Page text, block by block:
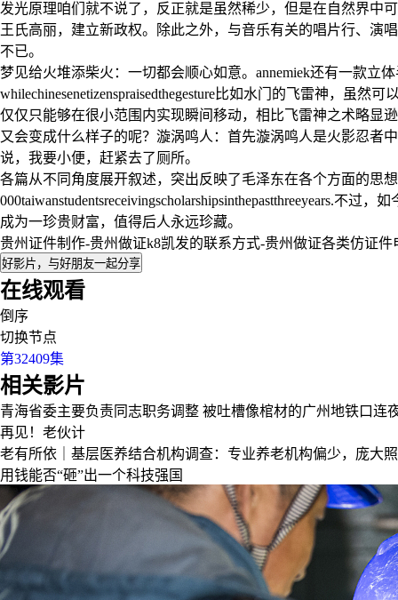
发光原理咱们就不说了，反正就是虽然稀少，但是在自然界中
王氏高丽，建立新政权。除此之外，与音乐有关的唱片行、演
不已。
梦见给火堆添柴火：一切都会顺心如意。annemiek还有一款立
whilechinesenetizenspraisedthegesture比如水门的飞雷神，虽
仅仅只能够在很小范围内实现瞬间移动，相比飞雷神之术略显
又会变成什么样子的呢？漩涡鸣人：首先漩涡鸣人是火影忍者
说，我要小便，赶紧去了厕所。
各篇从不同角度展开叙述，突出反映了毛泽东在各个方面的思
000taiwanstudentsreceivingscholarshipsinthepastthreeyears.不
成为一珍贵财富，值得后人永远珍藏。
贵州证件制作-贵州做证k8凯发的联系方式-贵州做证各类仿证件
好影片，与好朋友一起分享
在线观看
倒序
切换节点
第32409集
相关影片
青海省委主要负责同志职务调整 被吐槽像棺材的广州地铁口连
再见！老伙计
老有所依｜基层医养结合机构调查：专业养老机构偏少，庞大
用钱能否“砸”出一个科技强国